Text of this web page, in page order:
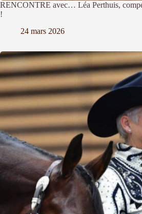
RENCONTRE avec… Léa Perthuis,
!
24 mars 2026